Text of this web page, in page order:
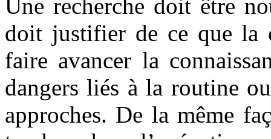
Une recherche doit être
doit justifier de ce que la
faire avancer la
dangers liés à la routine
approches. De la même